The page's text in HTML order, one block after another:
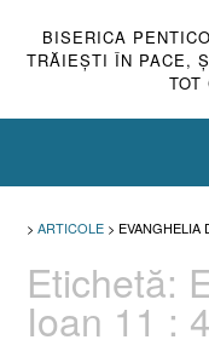
BISERICA
TRĂIEŞTI ÎN PACE,
TOT
> ARTICOLE > EVANGHELIA
Etichetă:
Ioan 11 :